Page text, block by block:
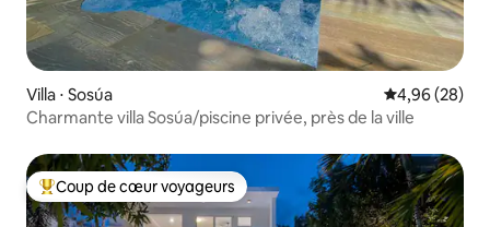
Villa ⋅ Sosúa Évaluation
4,96 (28)
Charmante villa Sosúa/piscine privée, près de la ville
Coups de cœur voyageurs les plus appréciés
Coup de cœur voyageurs